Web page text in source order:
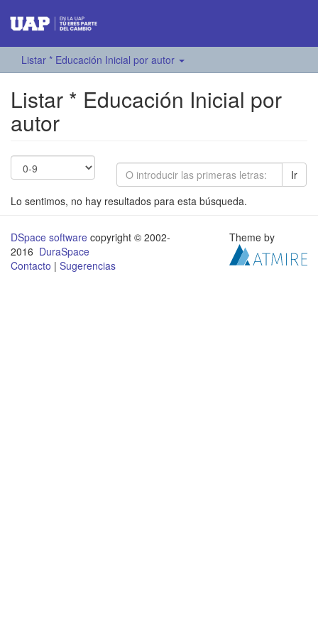
Listar * Educación Inicial por autor
Listar * Educación Inicial por
autor
Ir
Lo sentimos, no hay resultados para esta búsqueda.
DSpace software copyright © 2002-
2016 DuraSpace
Contacto | Sugerencias
Theme by